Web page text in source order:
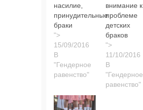
насилие,
принудительные
браки
">
В
"Гендерное
равенство"
внимание к
проблеме
детских
браков
">
В
"Гендерное
равенство"